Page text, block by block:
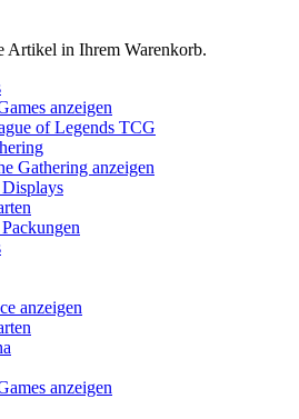
Artikel in Ihrem Warenkorb.
anzeigen
of Legends TCG
Gathering anzeigen
anzeigen
anzeigen